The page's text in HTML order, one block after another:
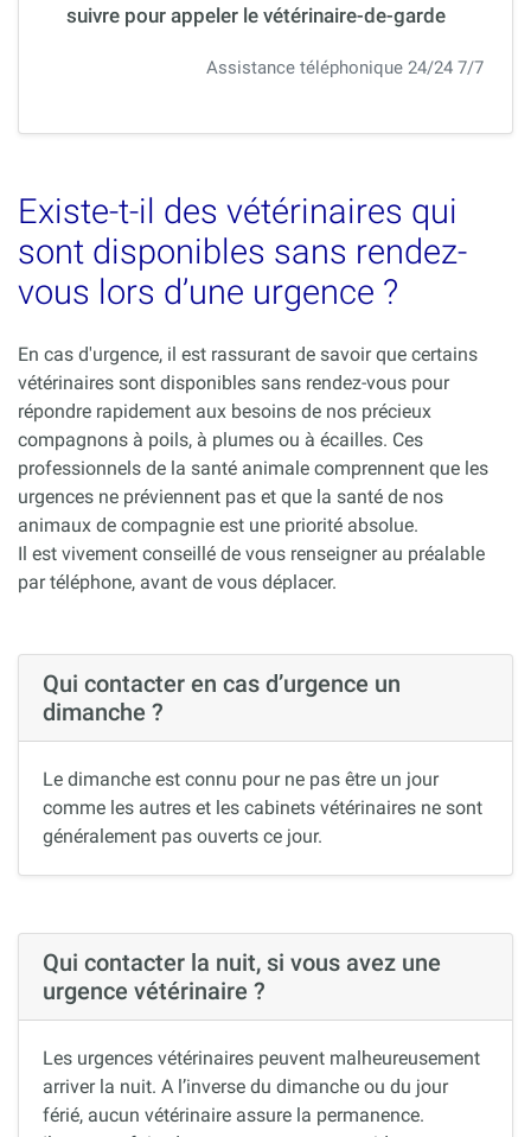
suivre pour appeler le vétérinaire-de-garde
Assistance téléphonique 24/24 7/7
Existe-t-il des vétérinaires qui
sont disponibles sans rendez-
vous lors d’une urgence ?
En cas d'urgence, il est rassurant de savoir que certains
vétérinaires sont disponibles sans rendez-vous pour
répondre rapidement aux besoins de nos précieux
compagnons à poils, à plumes ou à écailles. Ces
professionnels de la santé animale comprennent que les
urgences ne préviennent pas et que la santé de nos
animaux de compagnie est une priorité absolue.
Il est vivement conseillé de vous renseigner au préalable
par téléphone, avant de vous déplacer.
Qui contacter en cas d’urgence un
dimanche ?
Le dimanche est connu pour ne pas être un jour
comme les autres et les cabinets vétérinaires ne sont
généralement pas ouverts ce jour.
Qui contacter la nuit, si vous avez une
urgence vétérinaire ?
Les urgences vétérinaires peuvent malheureusement
arriver la nuit. A l’inverse du dimanche ou du jour
férié, aucun vétérinaire assure la permanence.